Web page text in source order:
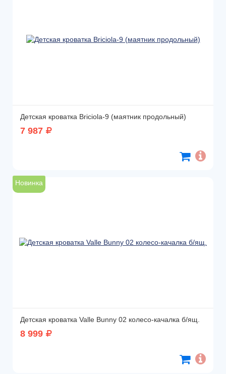
Детская кроватка Briciola-9 (маятник продольный)
7 987
Новинка
Детская кроватка Valle Bunny 02 колесо-качалка б/ящ.
8 999